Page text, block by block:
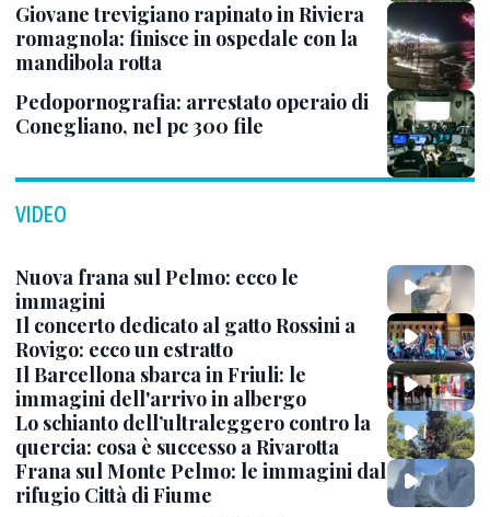
Giovane trevigiano rapinato in Riviera
romagnola: finisce in ospedale con la
mandibola rotta
Pedopornografia: arrestato operaio di
Conegliano, nel pc 300 file
VIDEO
Nuova frana sul Pelmo: ecco le
immagini
Il concerto dedicato al gatto Rossini a
Rovigo: ecco un estratto
Il Barcellona sbarca in Friuli: le
immagini dell'arrivo in albergo
Lo schianto dell’ultraleggero contro la
quercia: cosa è successo a Rivarotta
Frana sul Monte Pelmo: le immagini dal
rifugio Città di Fiume